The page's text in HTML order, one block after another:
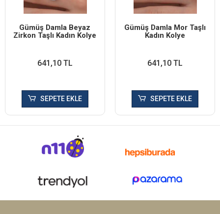
Gümüş Damla Beyaz
Zirkon Taşlı Kadın Kolye
641,10 TL
SEPETE EKLE
Gümüş Damla Mor Taşlı
Kadın Kolye
641,10 TL
SEPETE EKLE